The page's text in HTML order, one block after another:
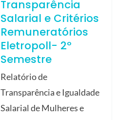
Transparência
Salarial e Critérios
Remuneratórios
Eletropoll- 2º
Semestre
Relatório de
Transparência e Igualdade
Salarial de Mulheres e